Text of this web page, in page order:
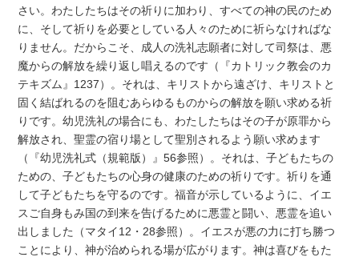
さい。わたしたちはその祈りに加わり、すべての神の民のため
に、そして祈りを必要としている人々のために祈らなければな
りません。だからこそ、成人の洗礼志願者に対して司祭は、悪
魔からの解放を繰り返し唱えるのです（『カトリック教会のカ
テキズム』1237）。それは、キリストから遠ざけ、キリストと
固く結ばれるのを阻むあらゆるものからの解放を願い求める祈
りです。幼児洗礼の場合にも、わたしたちはその子が原罪から
解放され、聖霊の宿り場として聖別されるよう願い求めます
（『幼児洗礼式（規範版）』56参照）。それは、子どもたちの
ための、子どもたちの心身の健康のための祈りです。祈りを通
して子どもたちを守るのです。福音が示しているように、イエ
スご自身もみ国の到来を告げるために悪霊と闘い、悪霊を追い
出しました（マタイ12・28参照）。イエスが悪の力に打ち勝つ
ことにより、神が治められる場が広がります。神は喜びをもた